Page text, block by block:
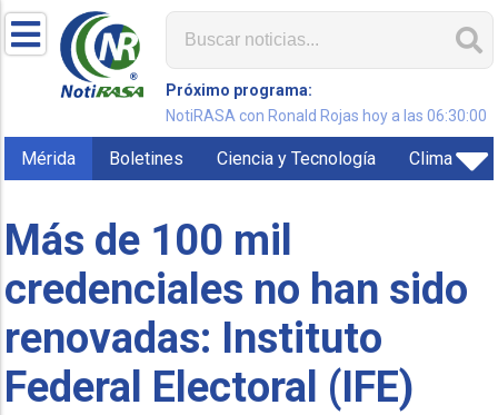
Próximo programa:
NotiRASA con Ronald Rojas hoy a las 06:30:00
Mérida Boletines Ciencia y Tecnología Clima
Más de 100 mil
credenciales no han sido
renovadas: Instituto
Federal Electoral (IFE)